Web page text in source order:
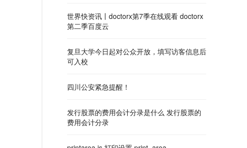
世界快资讯丨doctorx第7季在线观看 doctorx
第二季百度云
复旦大学今日起对公众开放，填写访客信息后
可入校
四川公安紧急提醒！
发行股票的费用会计分录是什么 发行股票的
费用会计分录